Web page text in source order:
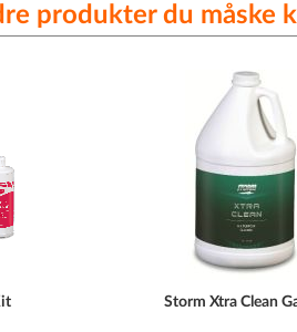
produkter du måske
Storm Xtra Clean